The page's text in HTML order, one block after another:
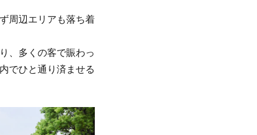
周辺エリアも落ち着
、多くの客で賑わっ
でひと通り済ませる